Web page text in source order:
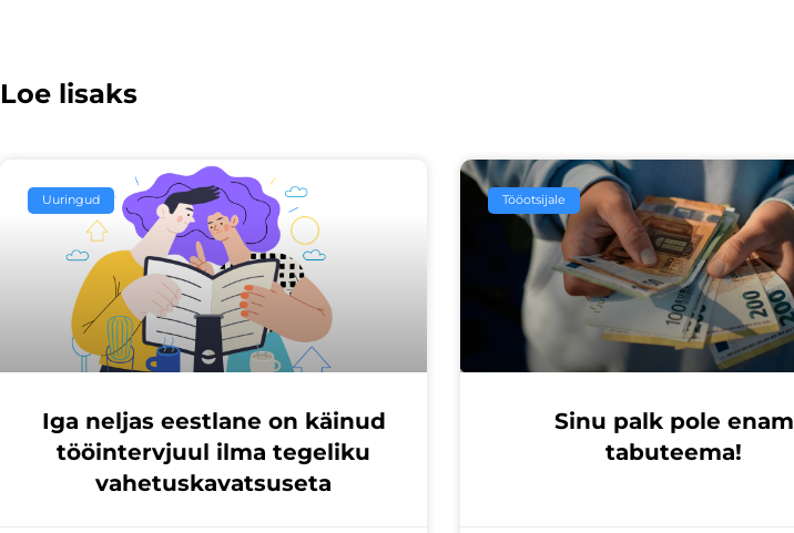
Loe lisaks
Uuringud
Iga neljas eestlane on käinud
tööintervjuul ilma tegeliku
vahetuskavatsuseta
Tööotsijale
Sinu palk pole enam
tabuteema!